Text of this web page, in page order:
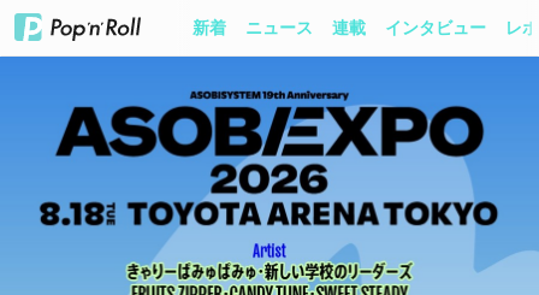
新着 ニュース 連載 インタビュー レ